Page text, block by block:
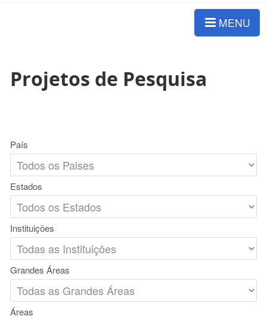
MENU
Projetos de Pesquisa
País
Estados
Instituições
Grandes Áreas
Áreas